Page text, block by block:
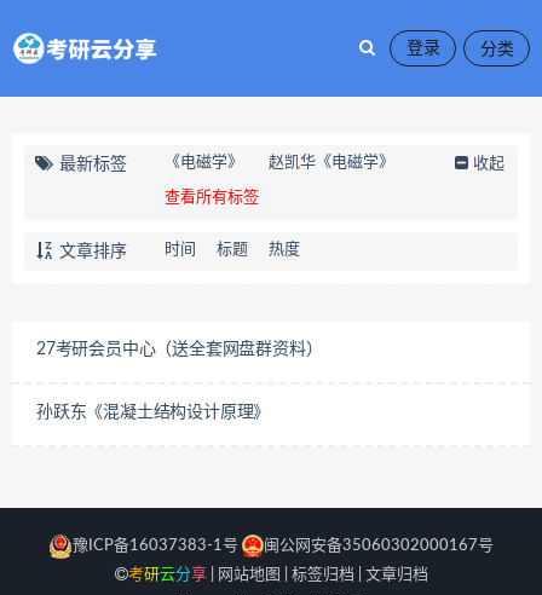
登录
最新标签 《电磁学》 赵凯华《电磁学》
查看所有标签
收起
文章排序 时间 标题 热度
27考研会员中心（送全套网盘群资料）
孙跃东《混凝土结构设计原理》
豫ICP备16037383-1号
闽公网安备35060302000167号
考研云分享| 网站地图 标签归档
文章归档